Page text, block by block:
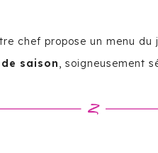
chef propose un menu du
saison, soigneusement